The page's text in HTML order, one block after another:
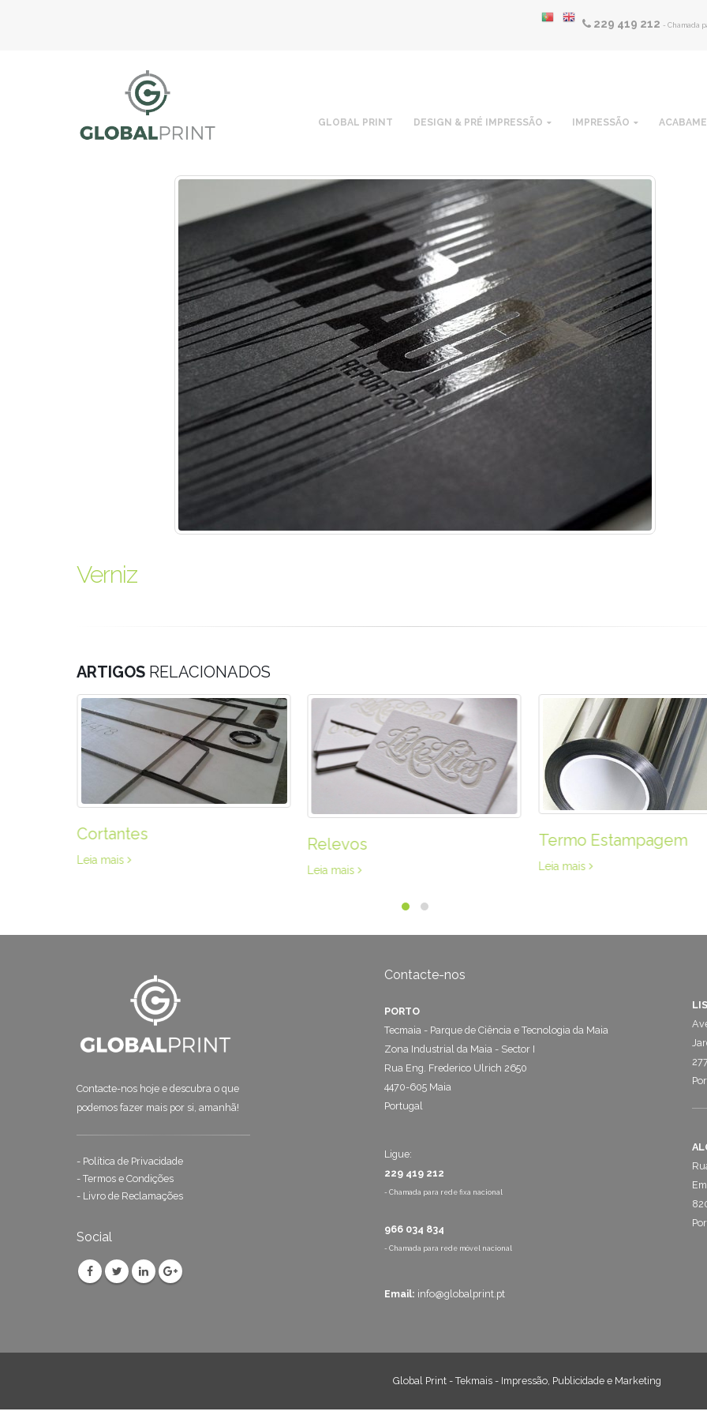
229 419 212 - Chamada
GLOBAL PRINT DESIGN & PRÉ IMPRESSÃO IMPRESSÃO
Verniz
ARTIGOS RELACIONADOS
Cortantes
Leia mais
Relevos
Leia mais
Termo Estampagem
Leia mais
Contacte-nos hoje e descubra o que
podemos fazer mais por si, amanhã!
- Política de Privacidade
- Termos e Condições
- Livro de Reclamações
Social
Contacte-nos
PORTO
Tecmaia - Parque de Ciência e Tecnologia da Maia
Zona Industrial da Maia - Sector I
Rua Eng. Frederico Ulrich 2650
4470-605 Maia
Portugal
Ligue:
229 419 212
- Chamada para rede fixa nacional
966 034 834
- Chamada para rede móvel nacional
Email: info@globalprint.pt
Global Print - Tekmais - Impressão, Publicidade e Marketing